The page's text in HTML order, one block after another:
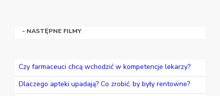
- NASTĘPNE FILMY
Czy farmaceuci chcą wchodzić w kompetencje lekarzy?
Dlaczego apteki upadają? Co zrobić, by były rentowne?